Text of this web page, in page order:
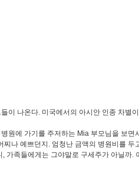
이 나온다. 미국에서의 아시안 인종 차별
원에 가기를 주저하는 Mia 부모님을 보면
나 예쁘던지. 엄청난 금액의 병원비를 두
가족들에게는 그야말로 구세주가 아닐까.